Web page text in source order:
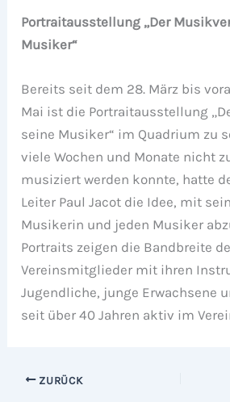
Portraitausstellung „Der
Musiker“
Bereits seit dem 28. März bis
Mai ist die Portraitausstellung
seine Musiker“ im Quadrium zu
viele Wochen und Monate nicht
musiziert werden konnte, hatte
Leiter Paul Jacot die Idee, mit
Musikerin und jeden Musiker
Portraits zeigen die Bandbreite
Vereinsmitglieder mit ihren
Jugendliche, junge Erwachsene
seit über 40 Jahren aktiv im
ZURÜCK